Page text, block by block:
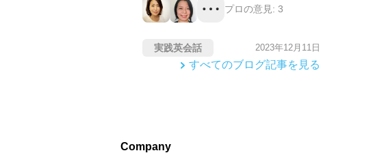
プロの意見: 3
実践英会話 2023年12月11日
すべてのブログ記事を見る
Company